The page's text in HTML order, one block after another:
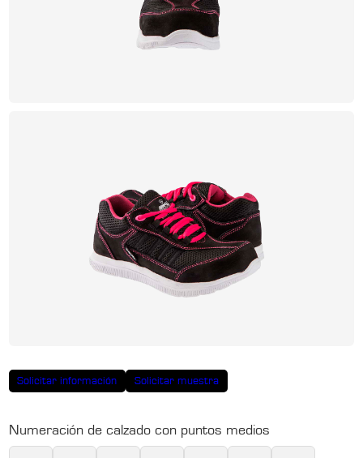
Solicitar información Solicitar muestra
Numeración de calzado con puntos medios